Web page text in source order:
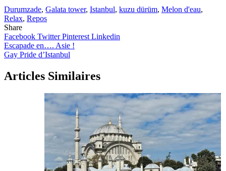
Durumzade, Galata tower, Istanbul, kuzu dürüm, Melon d'eau,
Relax, Repos
Share
Facebook TwitterPinterest Linkedin
Navigation
de
l’article
Escapade en…. Asie !
Gay Pride d’Istanbul
Articles Similaires